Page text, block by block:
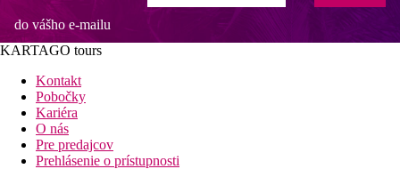
do vášho e-mailu
KARTAGO tours
Kontakt
Pobočky
Kariéra
O nás
Pre predajcov
Prehlásenie o prístupnosti